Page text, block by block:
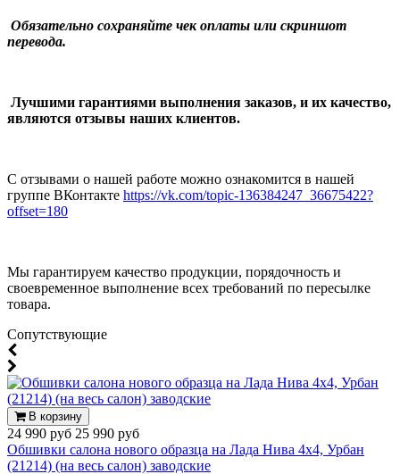
Обязательно сохраняйте чек оплаты или скриншот
перевода.
Лучшими гарантиями выполнения заказов, и их качество,
являются отзывы наших клиентов.
С отзывами о нашей работе можно ознакомится в нашей
группе ВКонтакте https://vk.com/topic-136384247_36675422?
offset=180
Мы гарантируем качество продукции, порядочность и
своевременное выполнение всех требований по пересылке
товара.
Cопутствующие
В корзину
24 990 руб 25 990 руб
Обшивки салона нового образца на Лада Нива 4х4, Урбан
(21214) (на весь салон) заводские